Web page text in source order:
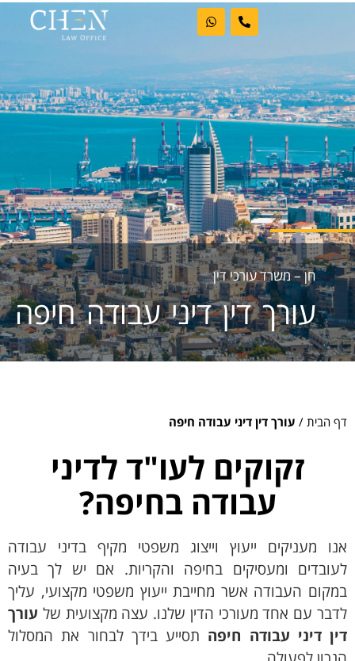
אודות המשרד
דיני עבודה
מקרקעין
פשיטות רגל
בלוג וחדשות
צרו קשר
עורך דין דיני עבודה חיפה
חן – משרד עורכי דין
דף הבית / עורך דין דיני עבודה חיפה
זקוקים לעו"ד לדיני
עבודה בחיפה?
אנו מעניקים ייעוץ וייצוג משפטי מקיף בדיני עבודה
לעובדים ומעסיקים בחיפה והקריות. אם יש לך בעיה
במקום העבודה אשר מחייבת ייעוץ משפטי מקצועי, עליך
לדבר עם אחד מעורכי הדין שלנו. עצה מקצועית של עורך
דין דיני עבודה חיפה תסייע בידך לבחור את המסלול